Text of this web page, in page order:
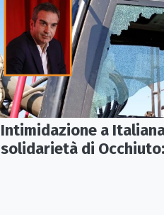
Intimidazione a
solidarietà di
Calabria onesta non